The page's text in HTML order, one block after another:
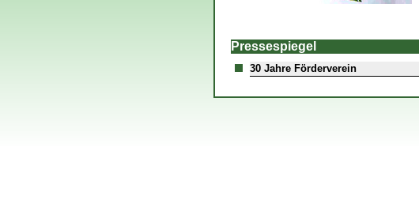
Pressespiegel
30 Jahre Förderverein